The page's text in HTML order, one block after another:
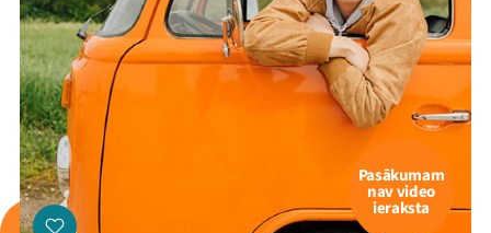
Pasākumam
nav video
ieraksta